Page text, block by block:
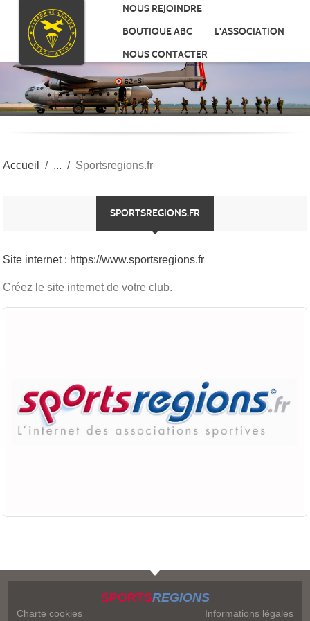
NOUS REJOINDRE
BOUTIQUE ABC
L'ASSOCIATION
NOUS CONTACTER
Accueil Sportsregions.fr
SPORTSREGIONS.FR
Site internet : https://www.sportsregions.fr
Créez le site internet de votre club.
SPORTSREGIONS
Charte cookies Informations légales
Panneau de gestion des cookies